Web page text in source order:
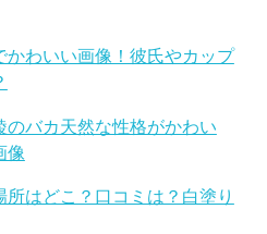
かわいい画像！彼氏やカップ
のバカ天然な性格がかわい
像
所はどこ？口コミは？白塗り